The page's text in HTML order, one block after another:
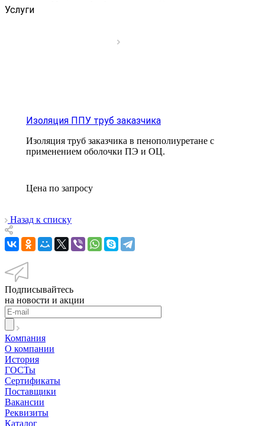
Услуги
Изоляция ППУ труб заказчика
Изоляция труб заказчика в пенополиуретане с
применением оболочки ПЭ и ОЦ.
Цена по запросу
Назад к списку
Подписывайтесь
на новости и акции
Компания
О компании
История
ГОСТы
Сертификаты
Поставщики
Вакансии
Реквизиты
Каталог